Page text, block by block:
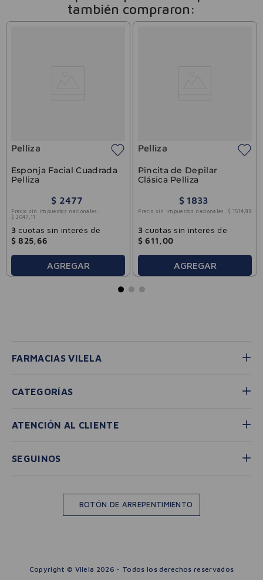
también compraron:
Pelliza
Esponja Facial Cuadrada
Pelliza
$ 2477
Precio sin impuestos nacionales:
$ 2047 11
3cuotas sin interés de
$ 825 66
AGREGAR
Pelliza
Pincita de Depilar
Clásica Pelliza
$ 1833
Precio sin impuestos nacionales: $ 1514 ,88
3cuotas sin interés de
$ 611 00
AGREGAR
FARMACIAS VILELA
CATEGORÍAS
ATENCIÓN AL CLIENTE
SEGUINOS
BOTÓN DE ARREPENTIMIENTO
Copyright © Vilela 2026 - Todos los derechos reservados